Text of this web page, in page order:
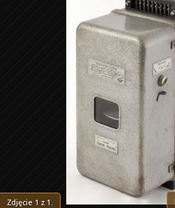
Zdjęcie 1 z 1